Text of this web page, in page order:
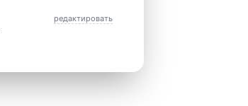
редактировать